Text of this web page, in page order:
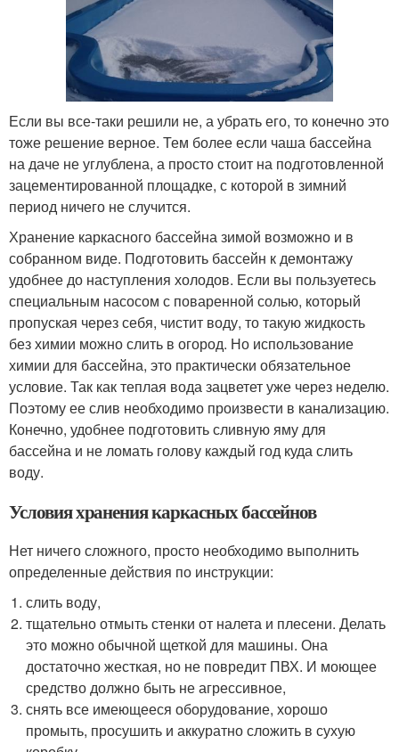
Если вы все-таки решили не, а убрать его, то конечно это
тоже решение верное. Тем более если чаша бассейна
на даче не углублена, а просто стоит на подготовленной
зацементированной площадке, с которой в зимний
период ничего не случится.
Хранение каркасного бассейна зимой возможно и в
собранном виде. Подготовить бассейн к демонтажу
удобнее до наступления холодов. Если вы пользуетесь
специальным насосом с поваренной солью, который
пропуская через себя, чистит воду, то такую жидкость
без химии можно слить в огород. Но использование
химии для бассейна, это практически обязательное
условие. Так как теплая вода зацветет уже через неделю.
Поэтому ее слив необходимо произвести в канализацию.
Конечно, удобнее подготовить сливную яму для
бассейна и не ломать голову каждый год куда слить
воду.
Условия хранения каркасных бассейнов
Нет ничего сложного, просто необходимо выполнить
определенные действия по инструкции:
слить воду,
тщательно отмыть стенки от налета и плесени. Делать
это можно обычной щеткой для машины. Она
достаточно жесткая, но не повредит ПВХ. И моющее
средство должно быть не агрессивное,
снять все имеющееся оборудование, хорошо
промыть, просушить и аккуратно сложить в сухую